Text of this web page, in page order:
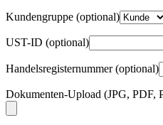
Kundengruppe (optional)
UST-ID (optional)
Handelsregisternummer(optional)
Dokumenten-Upload (JPG, PDF,